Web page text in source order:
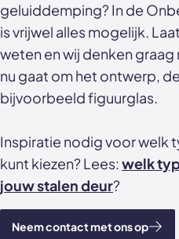
geluiddemping? In de
is vrijwel alles mogelijk.
weten en wij denken
nu gaat om het ontwerp,
bijvoorbeeld figuurglas.
Inspiratie nodig voor welk
kunt kiezen? Lees:welk
jouw stalen deur?
Neem contact met ons op